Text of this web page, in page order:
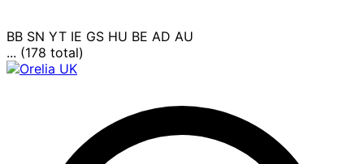
BB SN YT IE GS HU BE AD AU
... (178 total)